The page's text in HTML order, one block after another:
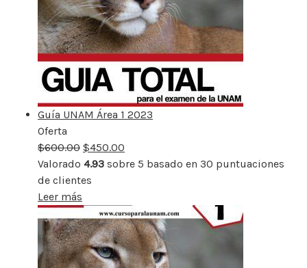
Guía UNAM Área 1 2023
Oferta
rebajado
$600.00 $450.00
Valorado 4.93 sobre 5 basado en 30 puntuaciones
de clientes
Leer más